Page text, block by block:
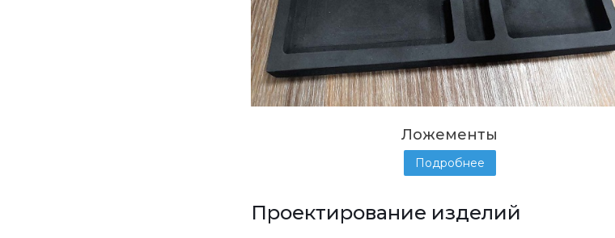
Ложементы
Подробнее
Проектирование изделий